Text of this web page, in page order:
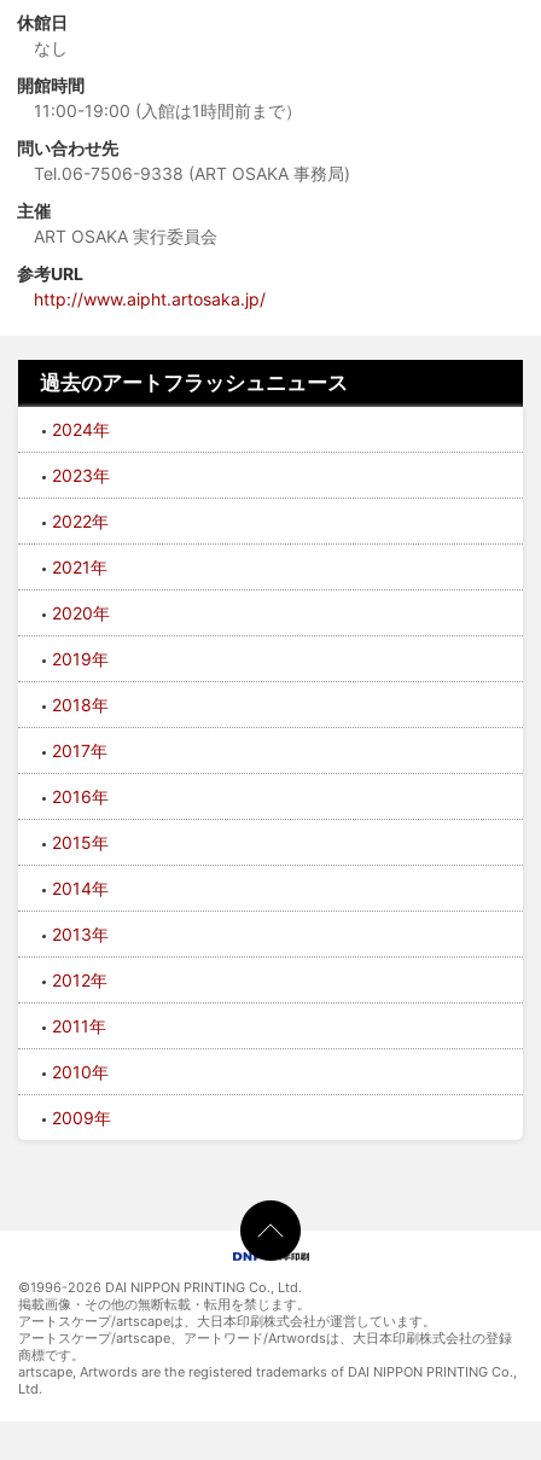
休館日
なし
開館時間
11:00-19:00 (入館は1時間前まで）
問い合わせ先
Tel.06-7506-9338 (ART OSAKA 事務局)
主催
ART OSAKA 実行委員会
参考URL
http://www.aipht.artosaka.jp/
過去のアートフラッシュニュース
2024年
2023年
2022年
2021年
2020年
2019年
2018年
2017年
2016年
2015年
2014年
2013年
2012年
2011年
2010年
2009年
©1996-2026 DAI NIPPON PRINTING Co., Ltd.
掲載画像・その他の無断転載・転用を禁じます。
アートスケープ/artscapeは、大日本印刷株式会社が運営しています。
アートスケープ/artscape、アートワード/Artwordsは、大日本印刷株式会社の登録
商標です。
artscape, Artwords are the registered trademarks of DAI NIPPON PRINTING Co.,
Ltd.